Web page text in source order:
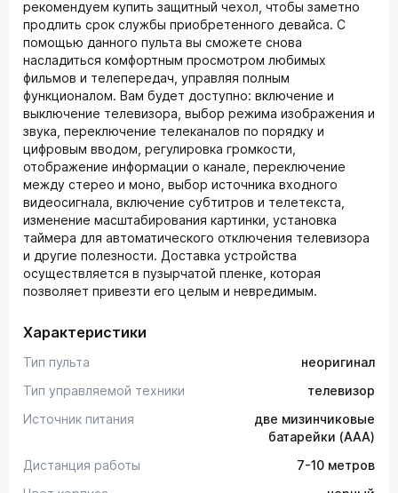
рекомендуем купить защитный чехол, чтобы заметно
продлить срок службы приобретенного девайса. С
помощью данного пульта вы сможете снова
насладиться комфортным просмотром любимых
фильмов и телепередач, управляя полным
функционалом. Вам будет доступно: включение и
выключение телевизора, выбор режима изображения и
звука, переключение телеканалов по порядку и
цифровым вводом, регулировка громкости,
отображение информации о канале, переключение
между стерео и моно, выбор источника входного
видеосигнала, включение субтитров и телетекста,
изменение масштабирования картинки, установка
таймера для автоматического отключения телевизора
и другие полезности. Доставка устройства
осуществляется в пузырчатой пленке, которая
позволяет привезти его целым и невредимым.
Характеристики
Тип пульта
неоригинал
Тип управляемой техники
телевизор
Источник питания
две мизинчиковые
батарейки (AAA)
Дистанция работы
7-10 метров